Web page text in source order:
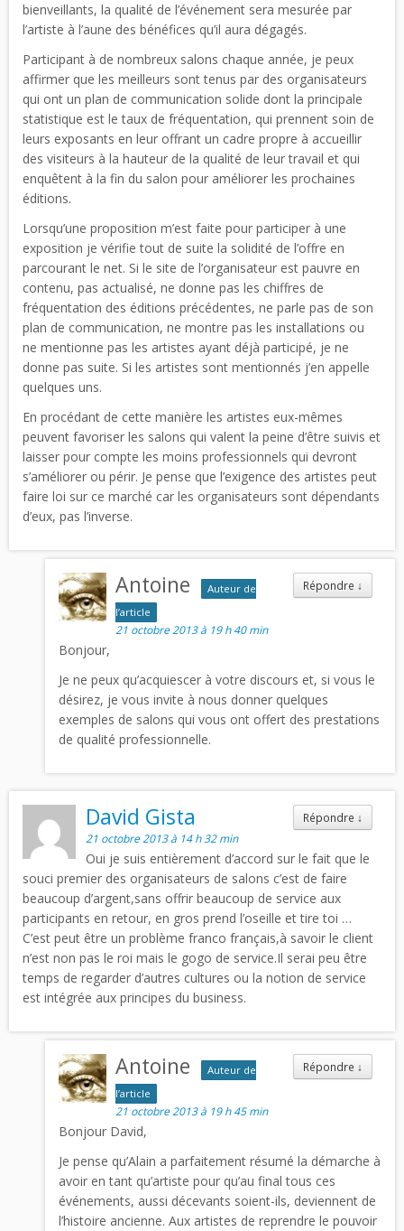
bienveillants, la qualité de l’événement sera mesurée par
l’artiste à l’aune des bénéfices qu’il aura dégagés.
Participant à de nombreux salons chaque année, je peux
affirmer que les meilleurs sont tenus par des organisateurs
qui ont un plan de communication solide dont la principale
statistique est le taux de fréquentation, qui prennent soin de
leurs exposants en leur offrant un cadre propre à accueillir
des visiteurs à la hauteur de la qualité de leur travail et qui
enquêtent à la fin du salon pour améliorer les prochaines
éditions.
Lorsqu’une proposition m’est faite pour participer à une
exposition je vérifie tout de suite la solidité de l’offre en
parcourant le net. Si le site de l’organisateur est pauvre en
contenu, pas actualisé, ne donne pas les chiffres de
fréquentation des éditions précédentes, ne parle pas de son
plan de communication, ne montre pas les installations ou
ne mentionne pas les artistes ayant déjà participé, je ne
donne pas suite. Si les artistes sont mentionnés j’en appelle
quelques uns.
En procédant de cette manière les artistes eux-mêmes
peuvent favoriser les salons qui valent la peine d’être suivis et
laisser pour compte les moins professionnels qui devront
s’améliorer ou périr. Je pense que l’exigence des artistes peut
faire loi sur ce marché car les organisateurs sont dépendants
d’eux, pas l’inverse.
Répondre ↓
Antoine
Auteur de
l’article
21 octobre 2013 à 19 h 40 min
Bonjour,
Je ne peux qu’acquiescer à votre discours et, si vous le
désirez, je vous invite à nous donner quelques
exemples de salons qui vous ont offert des prestations
de qualité professionnelle.
Répondre ↓
David Gista
21 octobre 2013 à 14 h 32 min
Oui je suis entièrement d’accord sur le fait que le
souci premier des organisateurs de salons c’est de faire
beaucoup d’argent,sans offrir beaucoup de service aux
participants en retour, en gros prend l’oseille et tire toi …
C’est peut être un problème franco français,à savoir le client
n’est non pas le roi mais le gogo de service.Il serai peu être
temps de regarder d’autres cultures ou la notion de service
est intégrée aux principes du business.
Répondre ↓
Antoine
Auteur de
l’article
21 octobre 2013 à 19 h 45 min
Bonjour David,
Je pense qu’Alain a parfaitement résumé la démarche à
avoir en tant qu’artiste pour qu’au final tous ces
événements, aussi décevants soient-ils, deviennent de
l’histoire ancienne. Aux artistes de reprendre le pouvoir